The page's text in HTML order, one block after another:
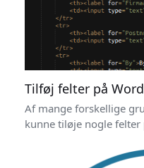
Tilføj felter på
Af mange forskellige
kunne tiløje nogle felter